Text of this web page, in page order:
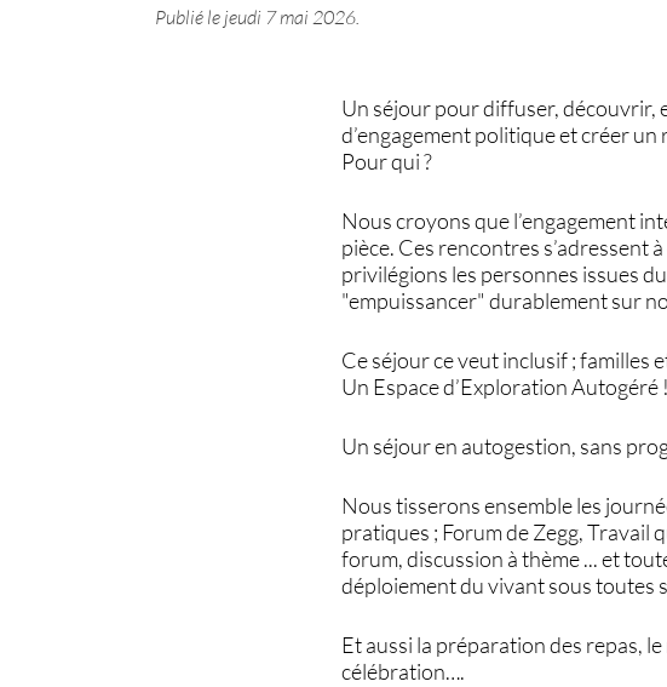
Publié le jeudi 7 mai 2026.
Un séjour pour diffuser, découvrir,
d’engagement politique et créer
Pour qui ?
Nous croyons que l’engagement
pièce. Ces rencontres s’adressent
privilégions les personnes issues
"empuissancer" durablement sur
Ce séjour ce veut inclusif ; familles
Un Espace d’Exploration Autogéré !
Un séjour en autogestion, sans
Nous tisserons ensemble les
pratiques ; Forum de Zegg, Travail
forum, discussion à thème ... et
déploiement du vivant sous toutes
Et aussi la préparation des repas,
célébration….